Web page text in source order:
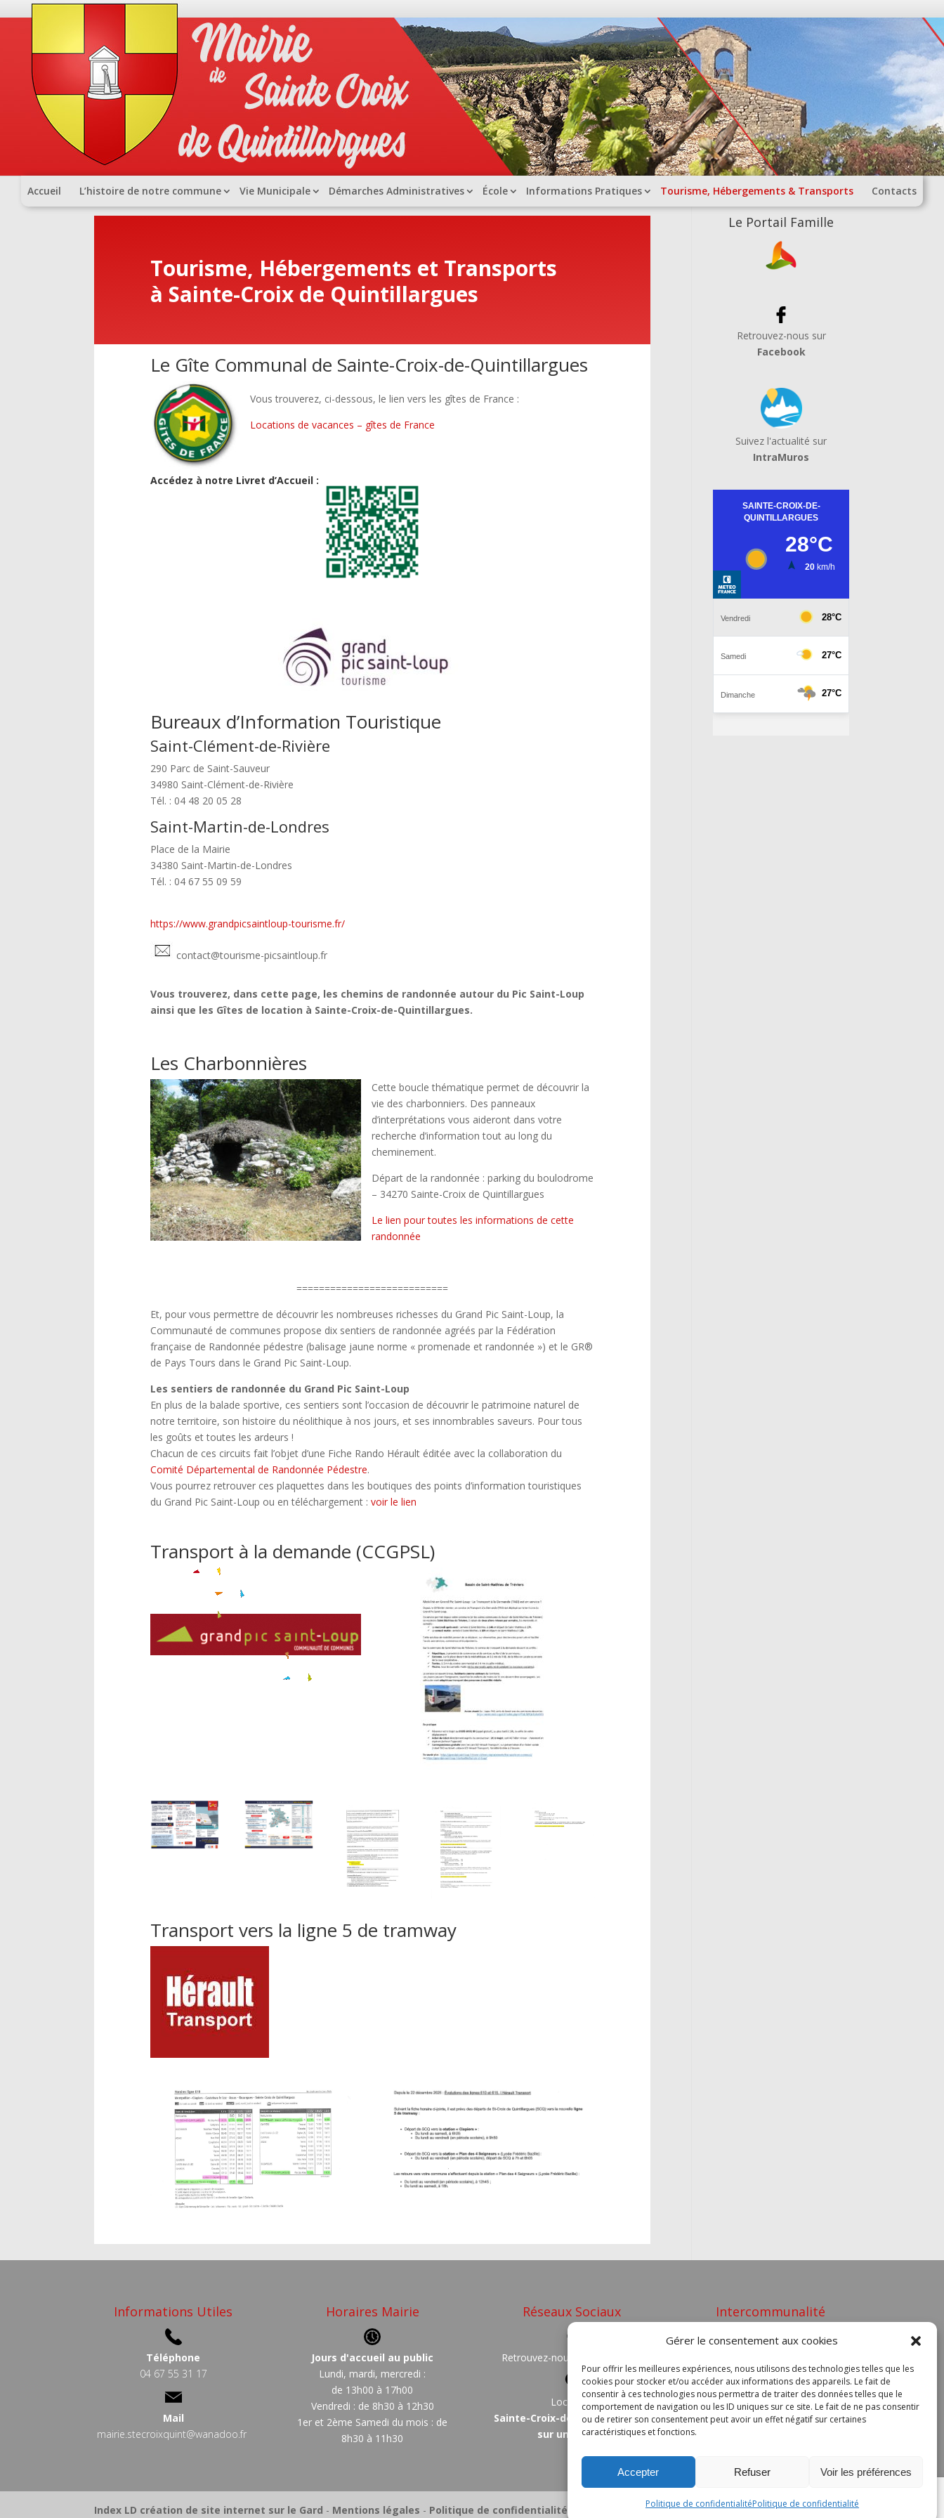
Gérer le consentement aux cookies
Pour offrir les meilleures expériences, nous utilisons des technologies telles que les
cookies pour stocker et/ou accéder aux informations des appareils. Le fait de
consentir à ces technologies nous permettra de traiter des données telles que le
comportement de navigation ou les ID uniques sur ce site. Le fait de ne pas consentir
ou de retirer son consentement peut avoir un effet négatif sur certaines
caractéristiques et fonctions.
Accepter Refuser Voir les préférences
Politique de confidentialitéPolitique de confidentialité
Accueil L’histoire de notre commune Vie Municipale Démarches Administratives École Informations Pratiques Tourisme, Hébergements & Transports Contacts
Tourisme, Hébergements et Transports
à Sainte-Croix de Quintillargues
Le Gîte Communal de Sainte-Croix-de-Quintillargues
Vous trouverez, ci-dessous, le lien vers les gîtes de France :
Locations de vacances – gîtes de France
Accédez à notre Livret d’Accueil :
Bureaux d’Information Touristique
Saint-Clément-de-Rivière
290 Parc de Saint-Sauveur
34980 Saint-Clément-de-Rivière
Tél. : 04 48 20 05 28
Saint-Martin-de-Londres
Place de la Mairie
34380 Saint-Martin-de-Londres
Tél. : 04 67 55 09 59
https://www.grandpicsaintloup-tourisme.fr/
contact@tourisme-picsaintloup.fr
Vous trouverez, dans cette page, les chemins de randonnée autour du Pic Saint-Loup
ainsi que les Gîtes de location à Sainte-Croix-de-Quintillargues.
Les Charbonnières
Cette boucle thématique permet de découvrir la
vie des charbonniers. Des panneaux
d’interprétations vous aideront dans votre
recherche d’information tout au long du
cheminement.
Départ de la randonnée : parking du boulodrome
– 34270 Sainte-Croix de Quintillargues
Le lien pour toutes les informations de cette
randonnée
===========================
Et, pour vous permettre de découvrir les nombreuses richesses du Grand Pic Saint-Loup, la
Communauté de communes propose dix sentiers de randonnée agréés par la Fédération
française de Randonnée pédestre (balisage jaune norme « promenade et randonnée ») et le GR®
de Pays Tours dans le Grand Pic Saint-Loup.
Les sentiers de randonnée du Grand Pic Saint-Loup
En plus de la balade sportive, ces sentiers sont l’occasion de découvrir le patrimoine naturel de
notre territoire, son histoire du néolithique à nos jours, et ses innombrables saveurs. Pour tous
les goûts et toutes les ardeurs !
Chacun de ces circuits fait l’objet d’une Fiche Rando Hérault éditée avec la collaboration du
Comité Départemental de Randonnée Pédestre.
Vous pourrez retrouver ces plaquettes dans les boutiques des points d’information touristiques
du Grand Pic Saint-Loup ou en téléchargement : voir le lien
Transport à la demande (CCGPSL)
Transport vers la ligne 5 de tramway
Le Portail Famille
Retrouvez-nous sur
Facebook
Suivez l'actualité sur
IntraMuros
Informations Utiles
Téléphone
04 67 55 31 17
Mail
mairie.stecroixquint@wanadoo.fr
Horaires Mairie
Jours d'accueil au public
Lundi, mardi, mercredi :
de 13h00 à 17h00
Vendredi : de 8h30 à 12h30
1er et 2ème Samedi du mois : de
8h30 à 11h30
Réseaux Sociaux
Retrouvez-nous sur
Localisez
Sainte-Croix-de-Quintillargues
sur une carte
Intercommunalité
GRAND PIC SAINT LOUP
Index LD création de site internet sur le Gard - Mentions légales - Politique de confidentialité